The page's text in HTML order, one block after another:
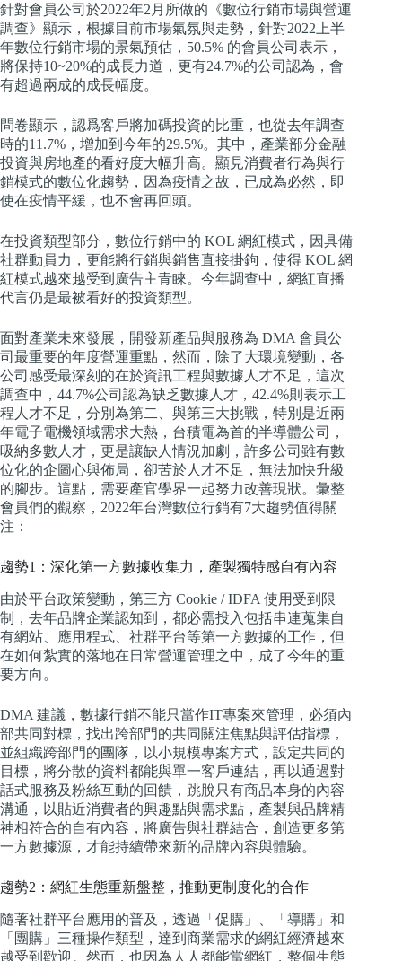
針對會員公司於2022年2月所做的《數位行銷市場與營運
調查》顯示，根據目前市場氣氛與走勢，針對2022上半
年數位行銷市場的景氣預估，50.5% 的會員公司表示，
將保持10~20%的成長力道，更有24.7%的公司認為，會
有超過兩成的成長幅度。
問卷顯示，認爲客戶將加碼投資的比重，也從去年調查
時的11.7%，增加到今年的29.5%。其中，產業部分金融
投資與房地產的看好度大幅升高。顯見消費者行為與行
銷模式的數位化趨勢，因為疫情之故，已成為必然，即
使在疫情平緩，也不會再回頭。
在投資類型部分，數位行銷中的 KOL 網紅模式，因具備
社群動員力，更能將行銷與銷售直接掛鉤，使得 KOL 網
紅模式越來越受到廣告主青睞。今年調查中，網紅直播
代言仍是最被看好的投資類型。
面對產業未來發展，開發新產品與服務為 DMA 會員公
司最重要的年度營運重點，然而，除了大環境變動，各
公司感受最深刻的在於資訊工程與數據人才不足，這次
調查中，44.7%公司認為缺乏數據人才，42.4%則表示工
程人才不足，分別為第二、與第三大挑戰，特別是近兩
年電子電機領域需求大熱，台積電為首的半導體公司，
吸納多數人才，更是讓缺人情況加劇，許多公司雖有數
位化的企圖心與佈局，卻苦於人才不足，無法加快升級
的腳步。這點，需要產官學界一起努力改善現狀。彙整
會員們的觀察，2022年台灣數位行銷有7大趨勢值得關
注：
趨勢1：深化第一方數據收集力，產製獨特感自有內容
由於平台政策變動，第三方 Cookie / IDFA 使用受到限
制，去年品牌企業認知到，都必需投入包括串連蒐集自
有網站、應用程式、社群平台等第一方數據的工作，但
在如何紮實的落地在日常營運管理之中，成了今年的重
要方向。
DMA 建議，數據行銷不能只當作IT專案來管理，必須內
部共同對標，找出跨部門的共同關注焦點與評估指標，
並組織跨部門的團隊，以小規模專案方式，設定共同的
目標，將分散的資料都能與單一客戶連結，再以通過對
話式服務及粉絲互動的回饋，跳脫只有商品本身的內容
溝通，以貼近消費者的興趣點與需求點，產製與品牌精
神相符合的自有內容，將廣告與社群結合，創造更多第
一方數據源，才能持續帶來新的品牌內容與體驗。
趨勢2：網紅生態重新盤整，推動更制度化的合作
隨著社群平台應用的普及，透過「促購」、「導購」和
「團購」三種操作類型，達到商業需求的網紅經濟越來
越受到歡迎。然而，也因為人人都能當網紅，整個生態